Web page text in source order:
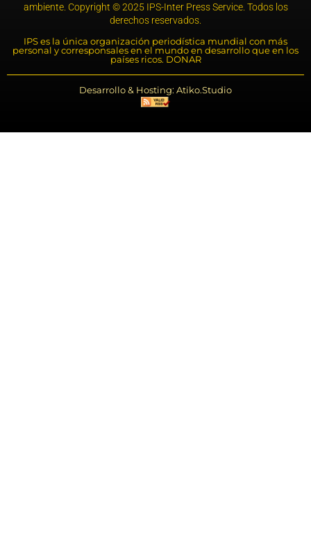
ambiente. Copyright © 2025 IPS-Inter Press Service. Todos los
derechos reservados.
IPS es la única organización periodística mundial con más
personal y corresponsales en el mundo en desarrollo que en los
países ricos. DONAR
Desarrollo & Hosting: Atiko.Studio